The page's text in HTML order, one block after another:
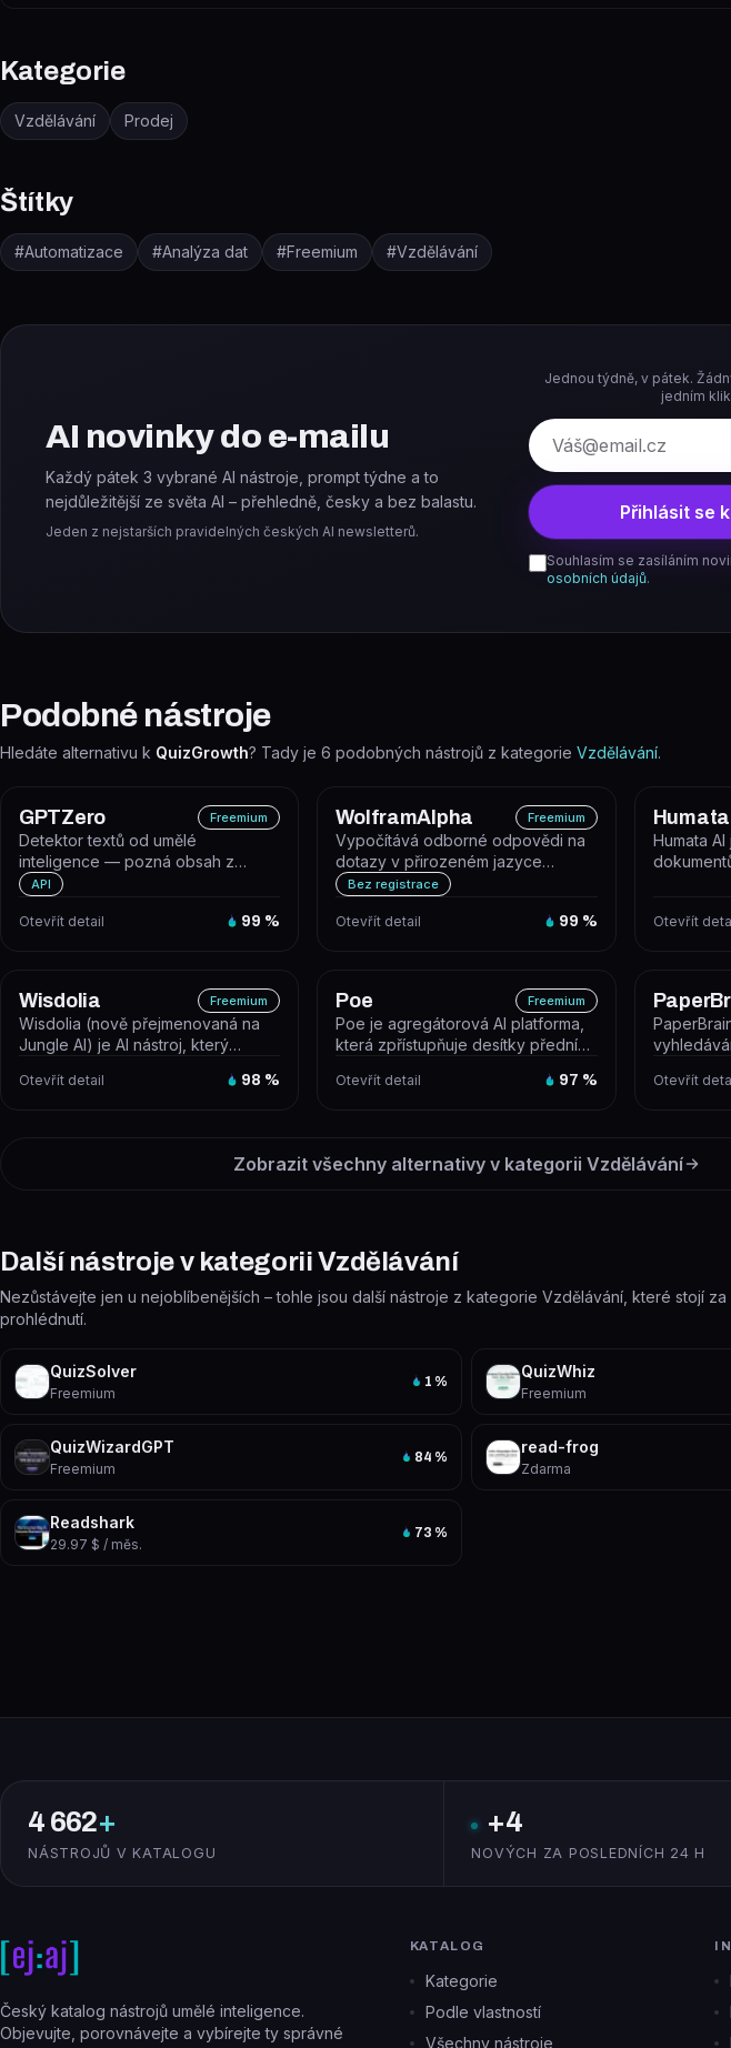
Kategorie
Vzdělávání Prodej
Štítky
#Automatizace #Analýza dat #Freemium #Vzdělávání
AI novinky do e-mailu
Každý pátek 3 vybrané AI nástroje, prompt týdne a to
nejdůležitější ze světa AI – přehledně, česky a bez balastu.
Jeden z nejstarších pravidelných českých AI newsletterů.
Jednou týdně, v pátek.
jedním
E-mail
Přihlásit se
Souhlasím se zasíláním
osobních údajů.
Podobné nástroje
Hledáte alternativu k QuizGrowth? Tady je 6 podobných nástrojů z kategorie Vzdělávání.
GPTZero Freemium
Detektor textů od umělé
inteligence — pozná obsah z
ChatGPT, GPT-5, Claude i Gemini a
API
Otevřít detail 99 %
WolframAlpha Freemium
Vypočítává odborné odpovědi na
dotazy v přirozeném jazyce
pomocí algoritmů, znalostní báze a
Bez registrace
Otevřít detail 99 %
Humata
Humata
Otevřít
Wisdolia Freemium
Wisdolia (nově přejmenovaná na
Jungle AI) je AI nástroj, který
Otevřít detail 98 %
Poe Freemium
Poe je agregátorová AI platforma,
která zpřístupňuje desítky předních
Otevřít detail 97 %
G...
Otevřít
Zobrazit všechny alternativy v kategorii Vzdělávání
Další nástroje v kategorii Vzdělávání
Nezůstávejte jen u nejoblíbenějších – tohle jsou další nástroje z kategorie Vzdělávání, které stojí za
prohlédnutí.
QuizSolver
Freemium
1 %
QuizWhiz
Freemium
QuizWizardGPT
Freemium
84 %
read-frog
Zdarma
Readshark
29.97 $ / měs.
73 %
4 662+
NÁSTROJŮ V KATALOGU
+4
NOVÝCH ZA POSLEDNÍCH 24 H
Český katalog nástrojů umělé inteligence.
Objevujte, porovnávejte a vybírejte ty správné
KATALOG
Kategorie
Podle vlastností
Všechny nástroje